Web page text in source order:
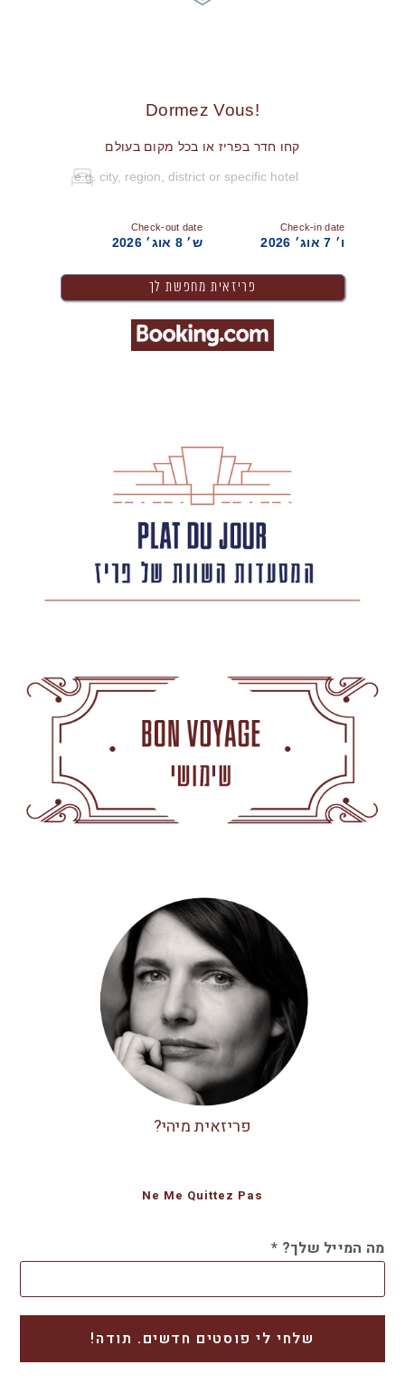
!Dormez Vous
קחו חדר בפריז או בכל מקום בעולם
Check-in date
ו׳ 7 אוג׳ 2026
Check-out date
ש׳ 8 אוג׳ 2026
פריזאית מיהי?
Ne Me Quittez Pas
מה המייל שלך? *